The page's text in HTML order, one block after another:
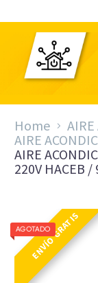
AA
Home
AIRE
AIRE
AIRE
220V HACEB /
ENVÍO GRATIS
AGOTADO